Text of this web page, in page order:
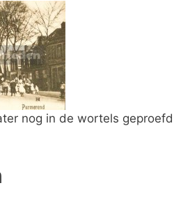
nog in de wortels geproefd